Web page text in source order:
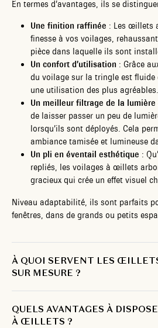
En termes d’avantages, ils se
Une finition raffinée : Les œillets
finesse à vos voilages,
pièce dans laquelle ils sont
Un confort d’utilisation : Grâce
du voilage sur la tringle est fluide
une utilisation des plus agréables.
Un meilleur filtrage de la lumière
de laisser passer un peu de
lorsqu’ils sont déployés. Cela
ambiance tamisée et lumineuse
Un pli en éventail esthétique :
repliés, les voilages à œillets
gracieux qui crée un effet visuel
Niveau adaptabilité, ils sont parfaits
fenêtres, dans de grands ou petits
À QUOI SERVENT LES
SUR MESURE ?
QUELS AVANTAGES À
À ŒILLETS ?